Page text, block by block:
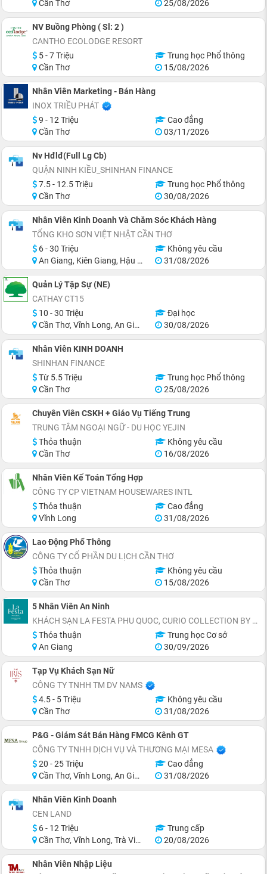
Cần Thơ 25/08/2026
NV Buồng Phòng ( Sl: 2 )
CANTHO ECOLODGE RESORT
5 - 7 Triệu
Trung học Phổ thông
Cần Thơ
15/08/2026
Nhân Viên Marketing - Bán Hàng
INOX TRIỀU PHÁT
9 - 12 Triệu
Cao đẳng
Cần Thơ
03/11/2026
Nv Hđlđ(Full Lg Cb)
QUẬN NINH KIỀU_SHINHAN FINANCE
7.5 - 12.5 Triệu
Trung học Phổ thông
Cần Thơ
30/08/2026
Nhân Viên Kinh Doanh Và Chăm Sóc Khách Hàng
TỔNG KHO SƠN VIỆT NHẬT CẦN THƠ
6 - 30 Triệu
Không yêu cầu
An Giang, Kiên Giang, Hậu Giang, Sóc Trăng, Bạc Liêu, Cà Mau
31/08/2026
Quản Lý Tập Sự (NE)
CATHAY CT15
10 - 30 Triệu
Đại học
Cần Thơ, Vĩnh Long, An Giang, Hậu Giang, Hồ Chí Minh
30/08/2026
Nhân Viên KINH DOANH
SHINHAN FINANCE
Từ 5.5 Triệu
Trung học Phổ thông
Cần Thơ
25/08/2026
Chuyên Viên CSKH + Giáo Vụ Tiếng Trung
TRUNG TÂM NGOẠI NGỮ - DU HỌC YEJIN
Thỏa thuận
Không yêu cầu
Cần Thơ
16/08/2026
Nhân Viên Kế Toán Tổng Hợp
CÔNG TY CP VIETNAM HOUSEWARES INTL
Thỏa thuận
Cao đẳng
Vĩnh Long
31/08/2026
Lao Động Phổ Thông
CÔNG TY CỔ PHẦN DU LỊCH CẦN THƠ
Thỏa thuận
Không yêu cầu
Cần Thơ
15/08/2026
5 Nhân Viên An Ninh
KHÁCH SẠN LA FESTA PHU QUOC, CURIO COLLECTION BY HILTON - TỌA LẠC THỊ TRẤN HOÀNG HÔN, AN THỚI, ĐẶC KHU PHÚ QUỐC
Thỏa thuận
Trung học Cơ sở
An Giang
30/09/2026
Tạp Vụ Khách Sạn Nữ
CÔNG TY TNHH TM DV NAMS
4.5 - 5 Triệu
Không yêu cầu
Cần Thơ
31/08/2026
P&G - Giám Sát Bán Hàng FMCG Kênh GT
CÔNG TY TNHH DỊCH VỤ VÀ THƯƠNG MẠI MESA
20 - 25 Triệu
Cao đẳng
Cần Thơ, Vĩnh Long, An Giang, Đồng Tháp, Hậu Giang, Sóc Trăng
31/08/2026
Nhân Viên Kinh Doanh
CEN LAND
6 - 12 Triệu
Trung cấp
Cần Thơ, Vĩnh Long, Trà Vinh
20/08/2026
Nhân Viên Nhập Liệu